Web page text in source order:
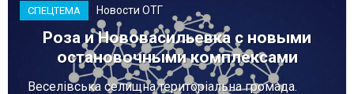
СПЕЦТЕМА Новости ОТГ
Роза и Нововасильевка с новыми
остановочными комплексами
Веселівська селищна територіальна громада.